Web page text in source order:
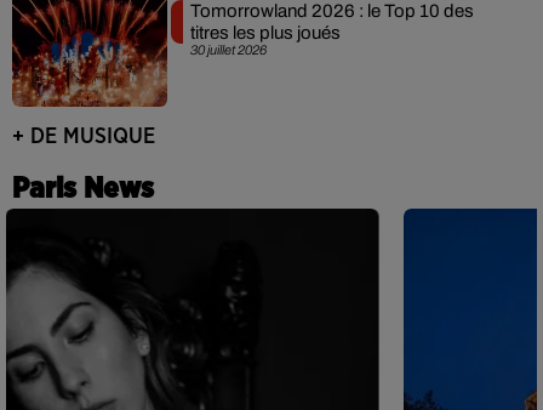
30 juillet 2026
Tomorrowland 2026 : le Top 10 des
titres les plus joués
+ DE MUSIQUE
Paris News